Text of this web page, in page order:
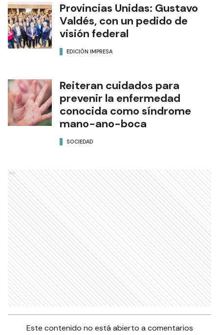
Provincias Unidas: Gustavo
Valdés, con un pedido de
visión federal
EDICIÓN IMPRESA
Reiteran cuidados para
prevenir la enfermedad
conocida como síndrome
mano-ano-boca
SOCIEDAD
Ads
Este contenido no está abierto a comentarios